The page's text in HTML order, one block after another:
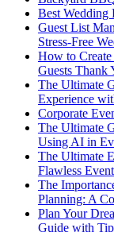
Best Wedding
Guest List
Stress-Free
How to
Guests Thank
The Ultimate
Experience
Corporate
The Ultimate
Using AI in
The Ultimate
Flawless Event
The
Planning: A
Plan Your
Guide with